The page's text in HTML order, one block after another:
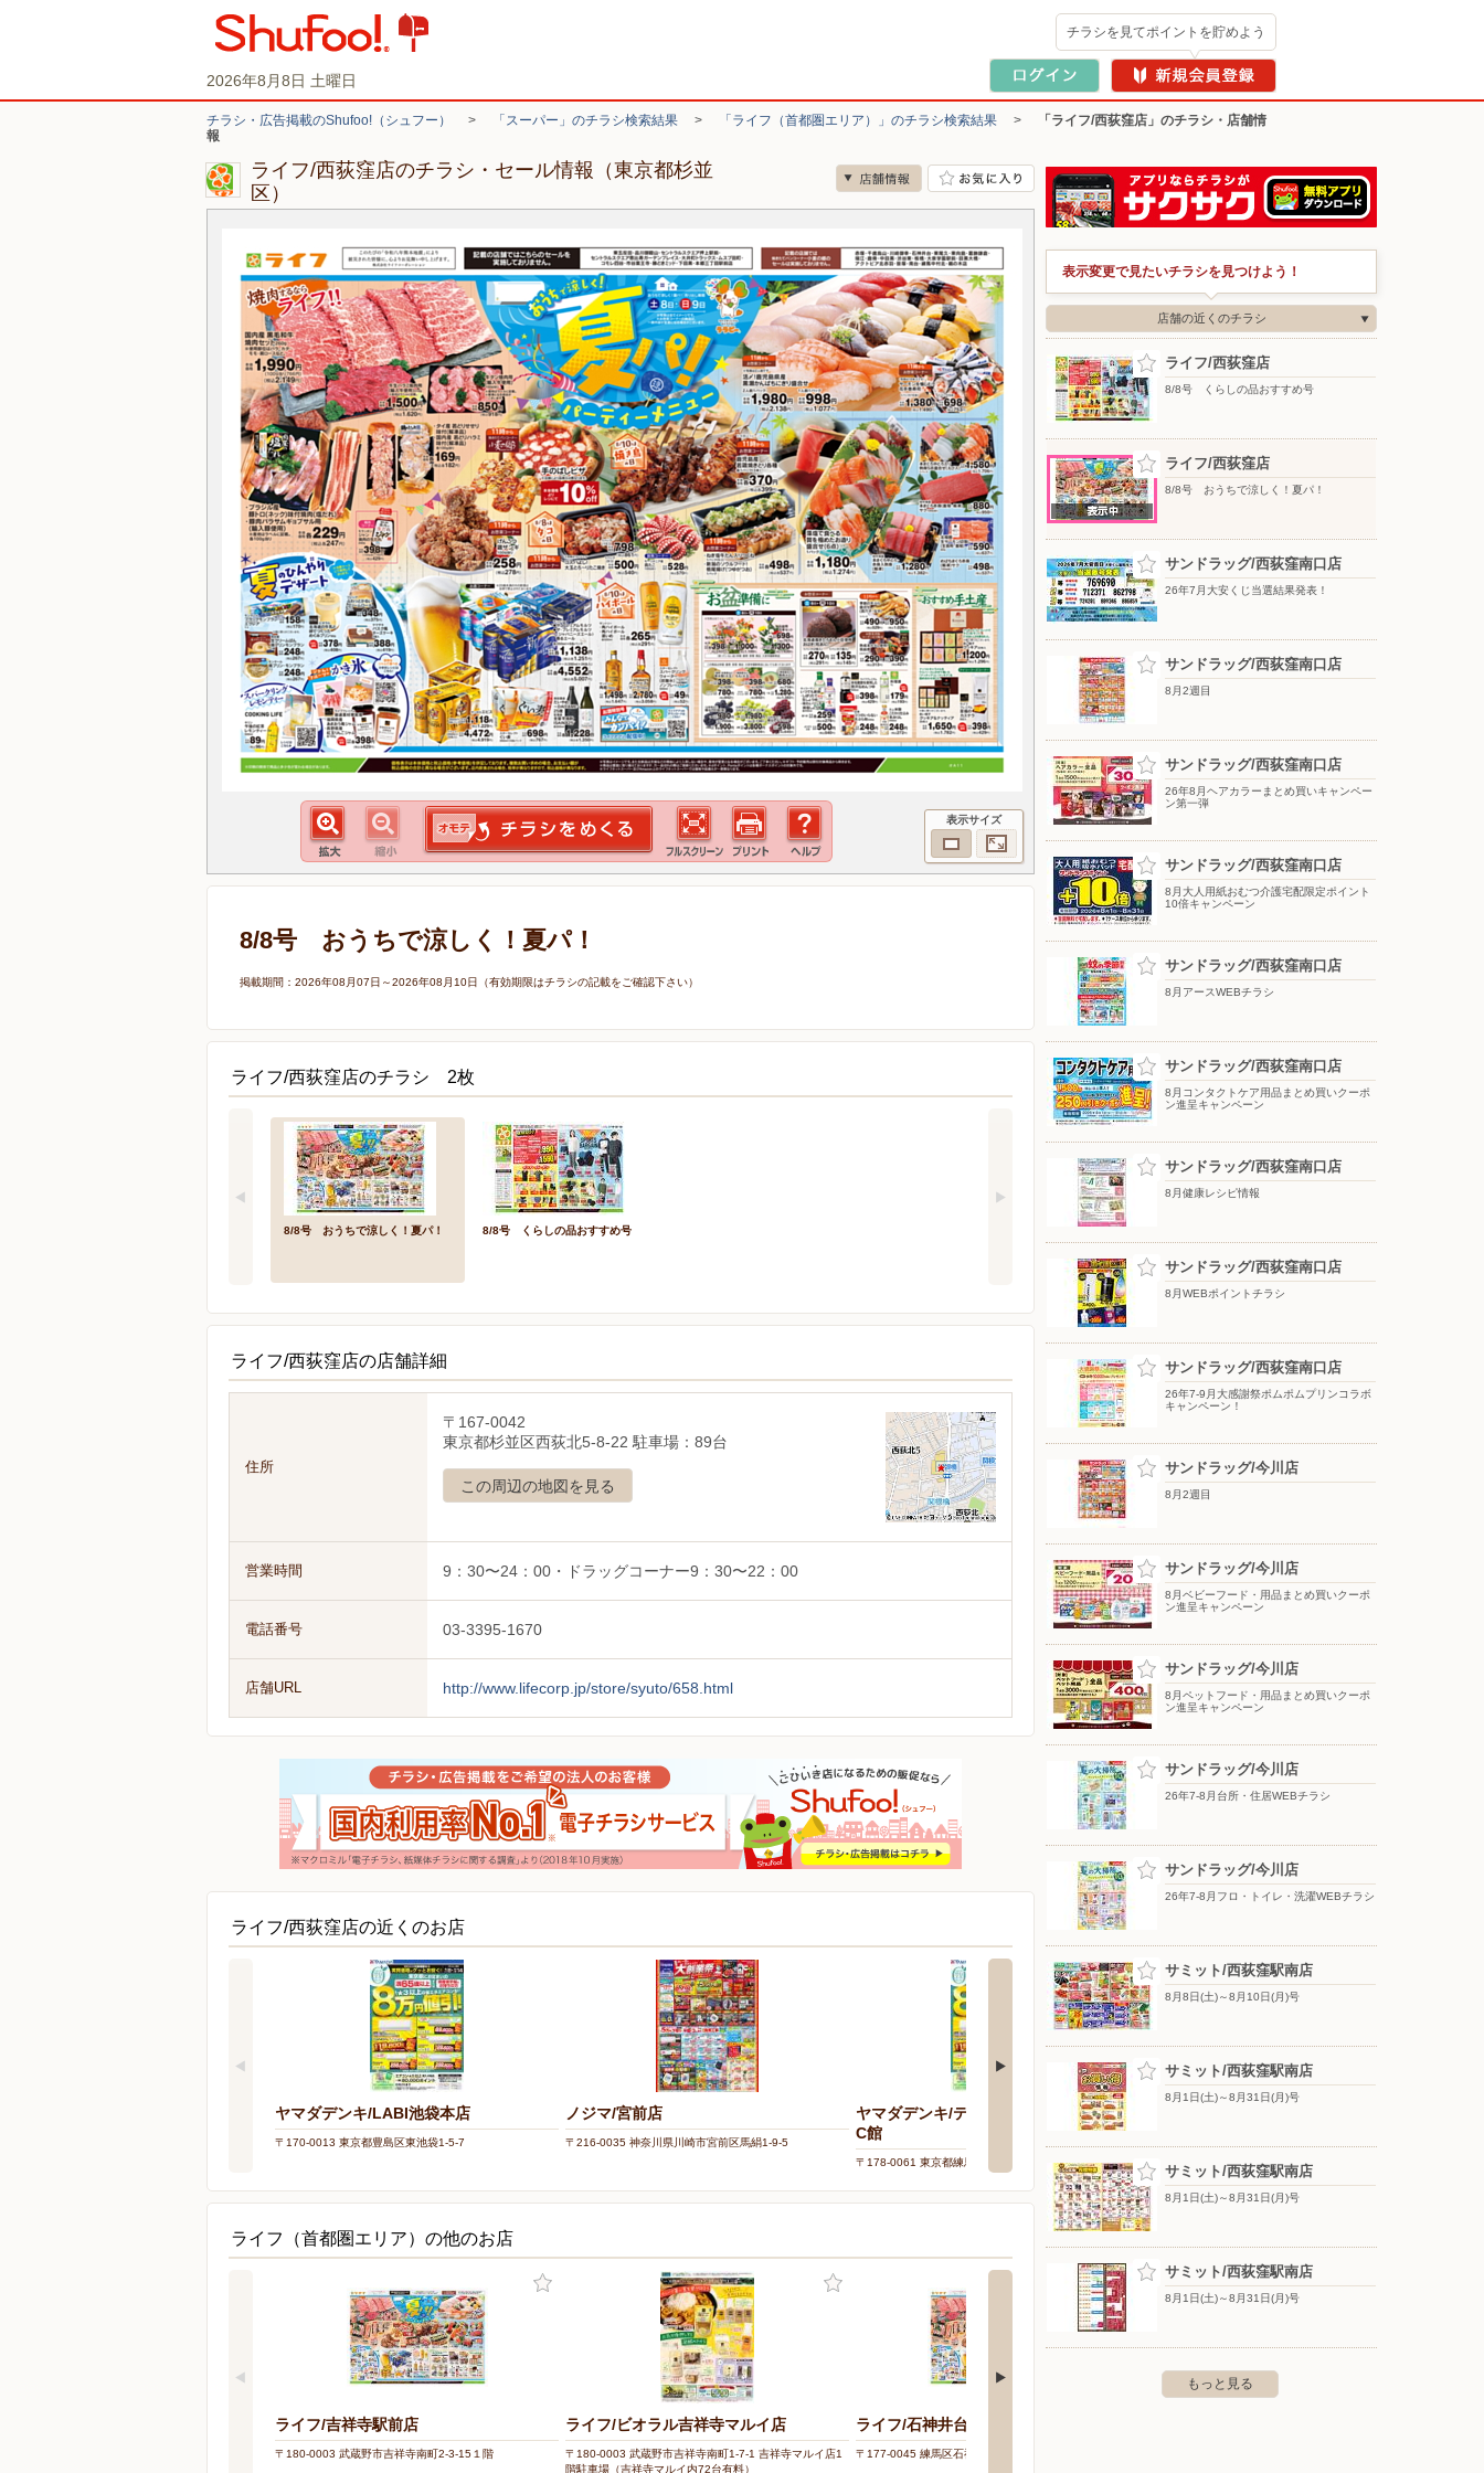
2026年8月8日 土曜日
チラシを見てポイントを貯めよう
チラシ・広告掲載のShufoo!（シュフー） > 「スーパー」のチラシ検索結果 > 「ライフ（首都圏エリア）」のチラシ検索結果 >
「ライフ/西荻窪店」のチラシ・店舗情
報
ライフ/西荻窪店のチラシ・セール情報（東京都杉並
区）
表示サイズ
8/8号 おうちで涼しく！夏パ！
掲載期間：2026年08月07日～2026年08月10日（有効期限はチラシの記載をご確認下さい）
ライフ/西荻窪店のチラシ 2枚
8/8号 おうちで涼しく！夏パ！ 8/8号 くらしの品おすすめ号
ライフ/西荻窪店の店舗詳細
住所
〒167-0042
東京都杉並区西荻北5-8-22 駐車場：89台
この周辺の地図を見る
営業時間 9：30〜24：00・ドラッグコーナー9：30〜22：00
電話番号 03-3395-1670
店舗URL http://www.lifecorp.jp/store/syuto/658.html
ライフ/西荻窪店の近くのお店
ヤマダデンキ/LABI池袋本店
〒170-0013 東京都豊島区東池袋1-5-7
ノジマ/宮前店
〒216-0035 神奈川県川崎市宮前区馬絹1-9-5
ヤマダデンキ/テックランド大泉学園店P
C館
〒178-0061 東京都練馬区大泉学園町4-27-21
ライフ（首都圏エリア）の他のお店
ライフ/吉祥寺駅前店
〒180-0003 武蔵野市吉祥寺南町2-3-15１階
ライフ/ビオラル吉祥寺マルイ店
〒180-0003 武蔵野市吉祥寺南町1-7-1 吉祥寺マルイ店1
階駐車場（吉祥寺マルイ内72台有料）
ライフ/石神井台店
〒177-0045 練馬区石神井台2-6-8駐車場60台（無料）
表示変更で見たいチラシを見つけよう！
店舗の近くのチラシ
ライフ/西荻窪店
8/8号 くらしの品おすすめ号
ライフ/西荻窪店
8/8号 おうちで涼しく！夏パ！
サンドラッグ/西荻窪南口店
26年7月大安くじ当選結果発表！
サンドラッグ/西荻窪南口店
8月2週目
サンドラッグ/西荻窪南口店
26年8月ヘアカラーまとめ買いキャンペー
ン第一弾
サンドラッグ/西荻窪南口店
8月大人用紙おむつ介護宅配限定ポイント
10倍キャンペーン
サンドラッグ/西荻窪南口店
8月アースWEBチラシ
サンドラッグ/西荻窪南口店
8月コンタクトケア用品まとめ買いクーポ
ン進呈キャンペーン
サンドラッグ/西荻窪南口店
8月健康レシピ情報
サンドラッグ/西荻窪南口店
8月WEBポイントチラシ
サンドラッグ/西荻窪南口店
26年7-9月大感謝祭ポムポムプリンコラボ
キャンペーン！
サンドラッグ/今川店
8月2週目
サンドラッグ/今川店
8月ベビーフード・用品まとめ買いクーポ
ン進呈キャンペーン
サンドラッグ/今川店
8月ペットフード・用品まとめ買いクーポ
ン進呈キャンペーン
サンドラッグ/今川店
26年7-8月台所・住居WEBチラシ
サンドラッグ/今川店
26年7-8月フロ・トイレ・洗濯WEBチラシ
サミット/西荻窪駅南店
8月8日(土)～8月10日(月)号
サミット/西荻窪駅南店
8月1日(土)～8月31日(月)号
サミット/西荻窪駅南店
8月1日(土)～8月31日(月)号
サミット/西荻窪駅南店
8月1日(土)～8月31日(月)号
もっと見る